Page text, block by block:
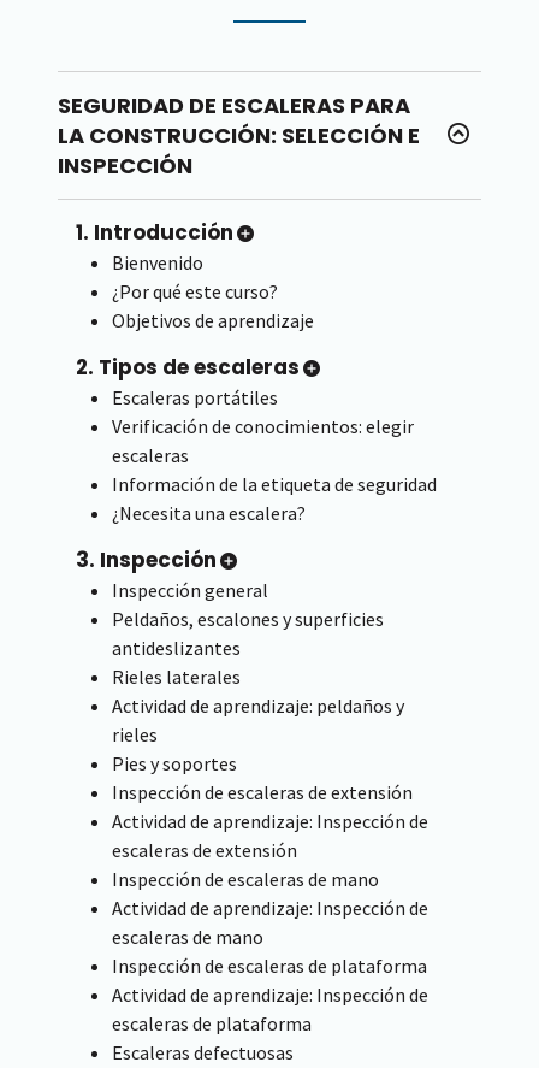
SEGURIDAD DE ESCALERAS PARA
LA CONSTRUCCIÓN: SELECCIÓN E
INSPECCIÓN
1. Introducción
Bienvenido
¿Por qué este curso?
Objetivos de aprendizaje
2. Tipos de escaleras
Escaleras portátiles
Verificación de conocimientos: elegir
escaleras
Información de la etiqueta de seguridad
¿Necesita una escalera?
3. Inspección
Inspección general
Peldaños, escalones y superficies
antideslizantes
Rieles laterales
Actividad de aprendizaje: peldaños y
rieles
Pies y soportes
Inspección de escaleras de extensión
Actividad de aprendizaje: Inspección de
escaleras de extensión
Inspección de escaleras de mano
Actividad de aprendizaje: Inspección de
escaleras de mano
Inspección de escaleras de plataforma
Actividad de aprendizaje: Inspección de
escaleras de plataforma
Escaleras defectuosas